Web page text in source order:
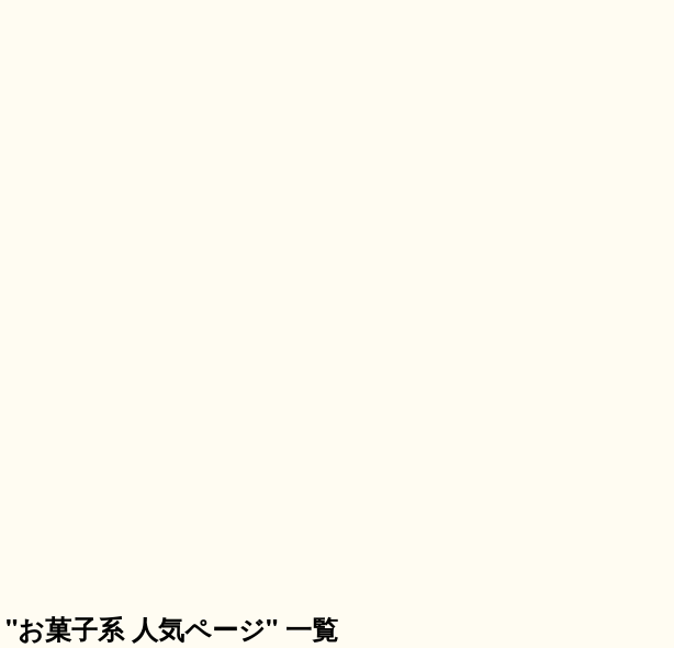
"お菓子系 人気ページ" 一覧